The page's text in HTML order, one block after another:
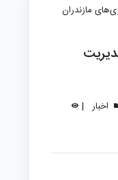
مازندران
اخبار |